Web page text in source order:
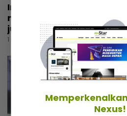
Irfan Zaini sibuk
mak sampai nak buat
jumpa
1 hari lalu
Nexus!